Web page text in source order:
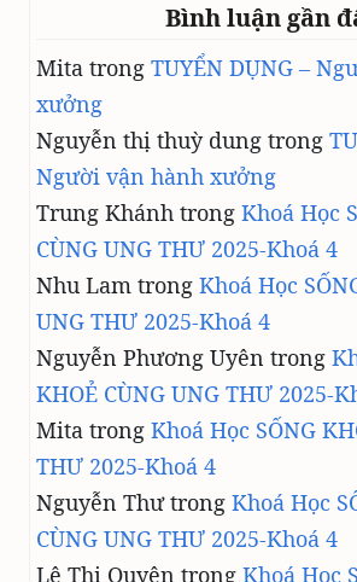
L
E
N
Bình luận gần
Mita trong TUYỂN DỤNG –
xưởng
Nguyễn thị thuỳ dung trong
Người vận hành xưởng
Trung Khánh trong Khoá Học
CÙNG UNG THƯ 2025-Khoá 4
Nhu Lam trong Khoá Học
UNG THƯ 2025-Khoá 4
Nguyễn Phương Uyên trong
KHOẺ CÙNG UNG THƯ 2025-
Mita trong Khoá Học SỐNG
THƯ 2025-Khoá 4
Nguyễn Thưtrong Khoá Học
CÙNG UNG THƯ 2025-Khoá 4
Lê Thị Quyên trong Khoá Học